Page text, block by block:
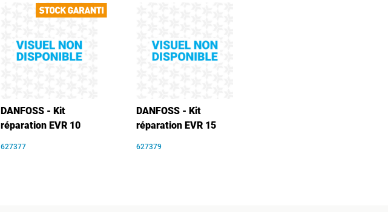
DANFOSS - Kit
réparation EVR 10
627377
DANFOSS - Kit
réparation EVR 15
627379